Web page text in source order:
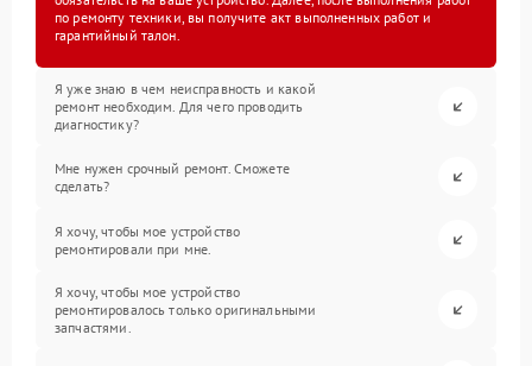
по ремонту техники, вы получите акт выполненных работ и
гарантийный талон.
Я уже знаю в чем неисправность и какой
ремонт необходим. Для чего проводить
диагностику?
Мне нужен срочный ремонт. Сможете
сделать?
Я хочу, чтобы мое устройство
ремонтировали при мне.
Я хочу, чтобы мое устройство
ремонтировалось только оригинальными
запчастями.